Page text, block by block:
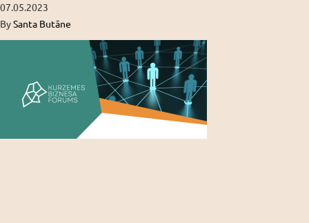
07.05.2023
BySanta Butāne